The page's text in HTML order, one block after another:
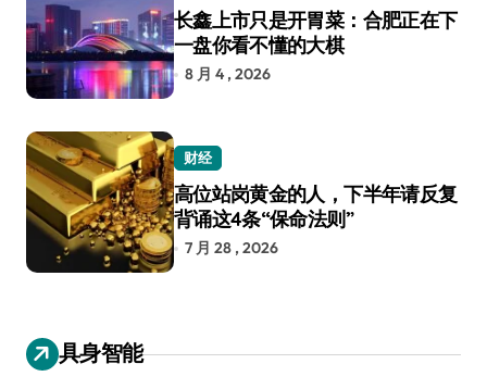
长鑫上市只是开胃菜：合肥正在下
一盘你看不懂的大棋
8 月 4 , 2026
财经
高位站岗黄金的人，下半年请反复
背诵这4条“保命法则”
7 月 28 , 2026
具身智能